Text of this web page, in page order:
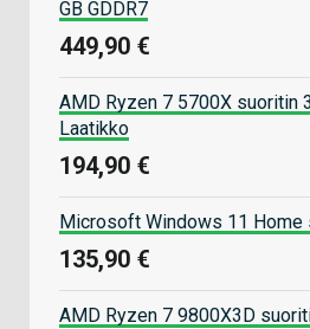
GB GDDR7
449,90 €
AMD Ryzen 7 5700X suoritin
Laatikko
194,90 €
Microsoft Windows 11
135,90 €
AMD Ryzen 7 9800X3D